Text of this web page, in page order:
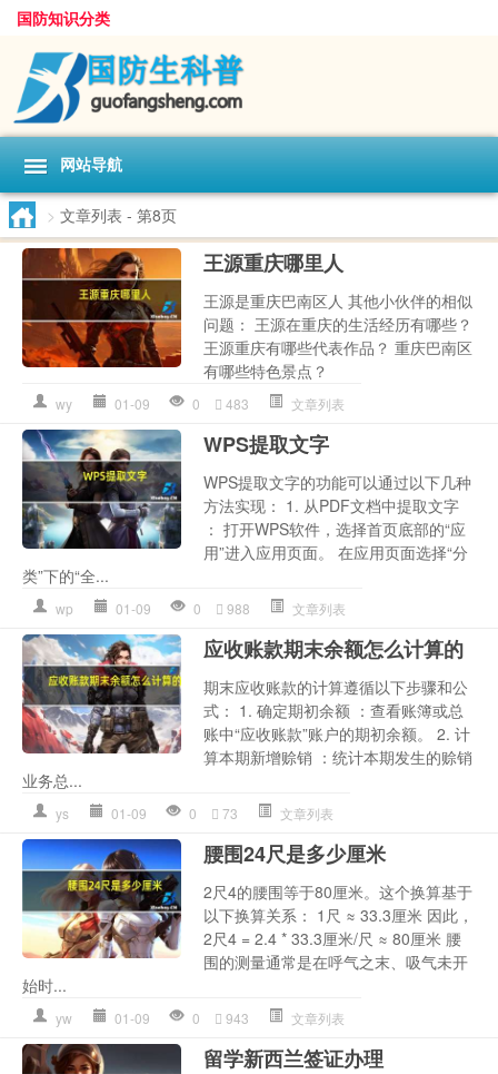
国防知识分类
网站导航
> 文章列表 - 第8页
王源重庆哪里人
王源是重庆巴南区人 其他小伙伴的相似
问题： 王源在重庆的生活经历有哪些？
王源重庆有哪些代表作品？ 重庆巴南区
有哪些特色景点？
wy 01-09 0 483 文章列表
WPS提取文字
WPS提取文字的功能可以通过以下几种
方法实现： 1. 从PDF文档中提取文字
： 打开WPS软件，选择首页底部的“应
用”进入应用页面。 在应用页面选择“分
类”下的“全...
wp 01-09 0 988 文章列表
应收账款期末余额怎么计算的
期末应收账款的计算遵循以下步骤和公
式： 1. 确定期初余额 ：查看账簿或总
账中“应收账款”账户的期初余额。 2. 计
算本期新增赊销 ：统计本期发生的赊销
业务总...
ys 01-09 0 73 文章列表
腰围24尺是多少厘米
2尺4的腰围等于80厘米。这个换算基于
以下换算关系： 1尺 ≈ 33.3厘米 因此，
2尺4 = 2.4 * 33.3厘米/尺 ≈ 80厘米 腰
围的测量通常是在呼气之末、吸气未开
始时...
yw 01-09 0 943 文章列表
留学新西兰签证办理